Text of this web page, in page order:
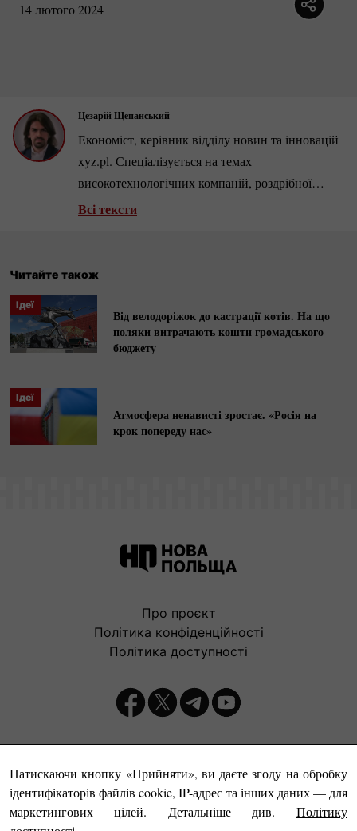
14 лютого 2024
Цезарій Щепанський
Економіст, керівник відділу новин та інновацій
xyz.pl. Спеціалізується на темах
високотехнологічних компаній, роздрібної
торгівлі та ринку нерухомості. Автор кількох
Всі тексти
Читайте також
Ідеї
Від велодоріжок до кастрації котів. На що
поляки витрачають кошти громадського
бюджету
Ідеї
Атмосфера ненависті зростає. «Росія на
крок попереду нас»
Натискаючи кнопку «Прийняти», ви даєте згоду на обробку
ідентифікаторів файлів cookie, IP-адрес та інших даних — для
маркетингових цілей. Детальніше див.
Політику
Про проєкт
Політика конфіденційності
Політика доступності